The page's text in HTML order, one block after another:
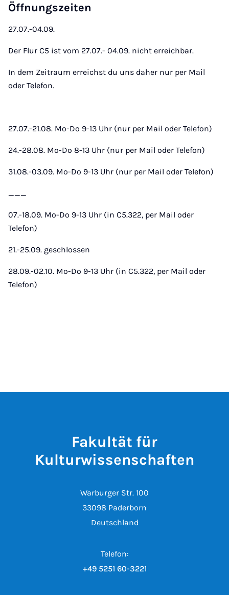
Öffnungszeiten
27.07.-04.09.
Der Flur C5 ist vom 27.07.- 04.09. nicht erreichbar.
In dem Zeitraum erreichst du uns daher nur per Mail
oder Telefon.
27.07.-21.08. Mo-Do 9-13 Uhr (nur per Mail oder Telefon)
24.-28.08. Mo-Do 8-13 Uhr (nur per Mail oder Telefon)
31.08.-03.09. Mo-Do 9-13 Uhr (nur per Mail oder Telefon)
___
07.-18.09. Mo-Do 9-13 Uhr (in C5.322, per Mail oder
Telefon)
21.-25.09. geschlossen
28.09.-02.10. Mo-Do 9-13 Uhr (in C5.322, per Mail oder
Telefon)
Fakultät für
Kulturwissenschaften
Warburger Str. 100
33098 Paderborn
Deutschland
Telefon:
+49 5251 60-3221